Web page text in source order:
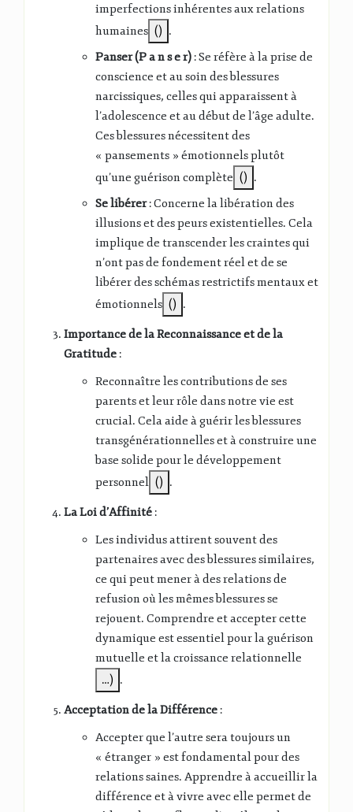
imperfections inhérentes aux relations
humaines​ () ​.
Panser (P a n s e r) : Se réfère à la prise de
conscience et au soin des blessures
narcissiques, celles qui apparaissent à
l’adolescence et au début de l’âge adulte.
Ces blessures nécessitent des
« pansements » émotionnels plutôt
qu’une guérison complète​ () ​.
Se libérer: Concerne la libération des
illusions et des peurs existentielles. Cela
implique de transcender les craintes qui
n’ont pas de fondement réel et de se
libérer des schémas restrictifs mentaux et
émotionnels​ () ​.
Importance de la Reconnaissance et de la
Gratitude :
Reconnaître les contributions de ses
parents et leur rôle dans notre vie est
crucial. Cela aide à guérir les blessures
transgénérationnelles et à construire une
base solide pour le développement
personnel​ () ​.
La Loi d’Affinité :
Les individus attirent souvent des
partenaires avec des blessures similaires,
ce qui peut mener à des relations de
refusion où les mêmes blessures se
rejouent. Comprendre et accepter cette
dynamique est essentiel pour la guérison
mutuelle et la croissance relationnelle​
…) ​.
Acceptation de la Différence :
Accepter que l’autre sera toujours un
« étranger » est fondamental pour des
relations saines. Apprendre à accueillir la
différence et à vivre avec elle permet de